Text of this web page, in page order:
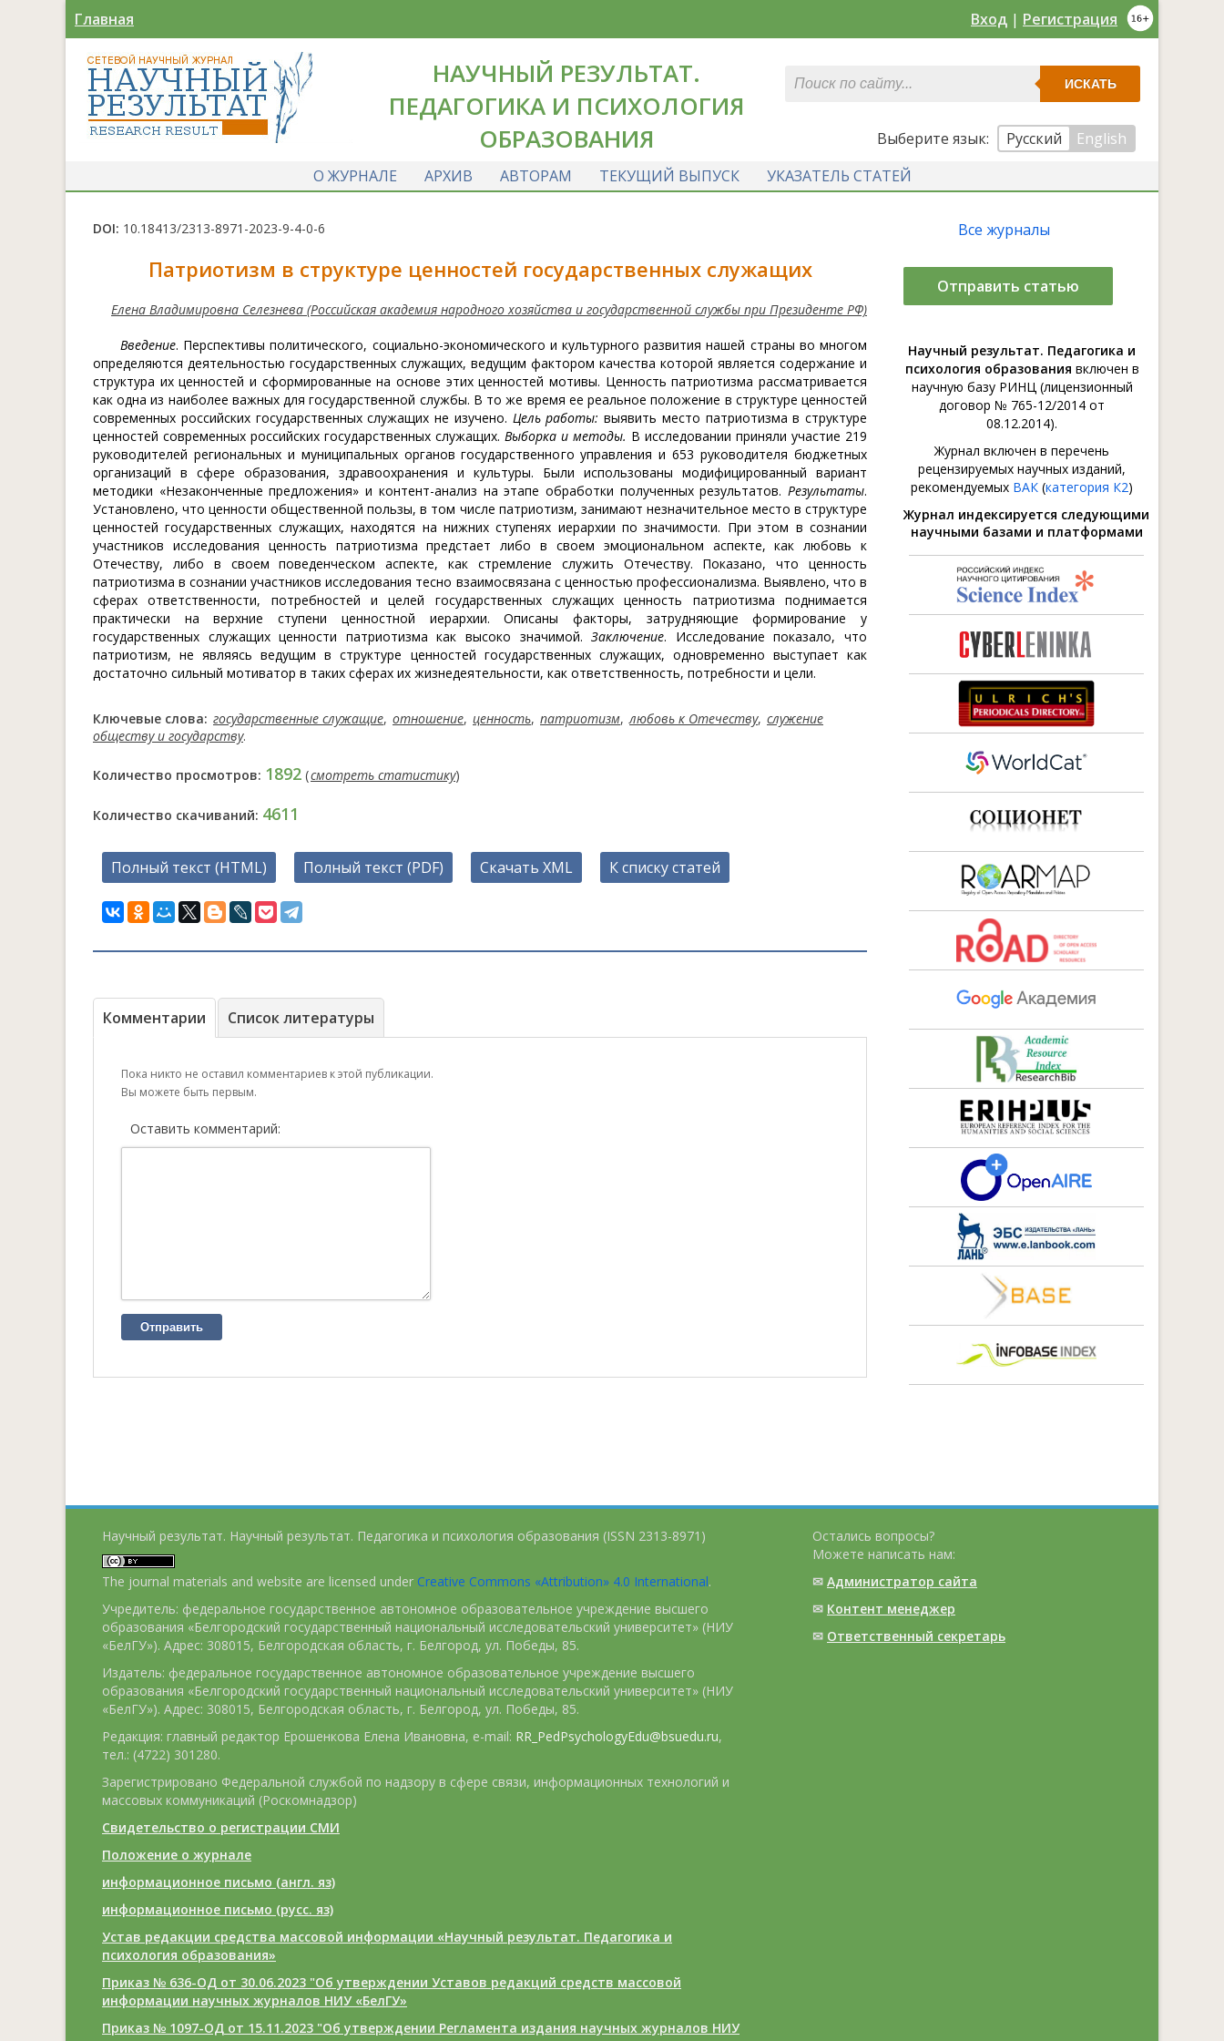
Главная Вход | Регистрация
НАУЧНЫЙ РЕЗУЛЬТАТ.
ПЕДАГОГИКА И ПСИХОЛОГИЯ
ОБРАЗОВАНИЯ
ИСКАТЬ
Выберите язык: Русский
English
О ЖУРНАЛЕ
АРХИВ АВТОРАМ ТЕКУЩИЙ ВЫПУСК УКАЗАТЕЛЬ СТАТЕЙ
DOI: 10.18413/2313-8971-2023-9-4-0-6
Патриотизм в структуре ценностей государственных служащих
Елена Владимировна Селезнева (Российская академия народного хозяйства и государственной службы при Президенте РФ)
Введение. Перспективы политического, социально-экономического и культурного развития нашей страны во многом
определяются деятельностью государственных служащих, ведущим фактором качества которой является содержание и
структура их ценностей и сформированные на основе этих ценностей мотивы. Ценность патриотизма рассматривается
как одна из наиболее важных для государственной службы. В то же время ее реальное положение в структуре ценностей
современных российских государственных служащих не изучено. Цель работы: выявить место патриотизма в структуре
ценностей современных российских государственных служащих. Выборка и методы. В исследовании приняли участие 219
руководителей региональных и муниципальных органов государственного управления и 653 руководителя бюджетных
организаций в сфере образования, здравоохранения и культуры. Были использованы модифицированный вариант
методики «Незаконченные предложения» и контент-анализ на этапе обработки полученных результатов. Результаты.
Установлено, что ценности общественной пользы, в том числе патриотизм, занимают незначительное место в структуре
ценностей государственных служащих, находятся на нижних ступенях иерархии по значимости. При этом в сознании
участников исследования ценность патриотизма предстает либо в своем эмоциональном аспекте, как любовь к
Отечеству, либо в своем поведенческом аспекте, как стремление служить Отечеству. Показано, что ценность
патриотизма в сознании участников исследования тесно взаимосвязана с ценностью профессионализма. Выявлено, что в
сферах ответственности, потребностей и целей государственных служащих ценность патриотизма поднимается
практически на верхние ступени ценностной иерархии. Описаны факторы, затрудняющие формирование у
государственных служащих ценности патриотизма как высоко значимой.Заключение. Исследование показало, что
патриотизм, не являясь ведущим в структуре ценностей государственных служащих, одновременно выступает как
достаточно сильный мотиватор в таких сферах их жизнедеятельности, как ответственность, потребности и цели.
Ключевые слова: государственные служащие, отношение, ценность, патриотизм, любовь к Отечеству, служение
обществу и государству.
Количество просмотров: 1892 (смотреть статистику)
Количество скачиваний: 4611
Полный текст (HTML) Полный текст (PDF) Скачать XML К списку статей
Комментарии Список литературы
Пока никто не оставил комментариев к этой публикации.
Вы можете быть первым.
Оставить комментарий:
Отправить
Все журналы
Отправить статью
Научный результат. Педагогика и
психология образования включен в
научную базу РИНЦ (лицензионный
договор № 765-12/2014 от
08.12.2014).
Журнал включен в перечень
рецензируемых научных изданий,
рекомендуемых ВАК (категория К2)
Журнал индексируется следующими
научными базами и платформами
Научный результат. Научный результат. Педагогика и психология образования (ISSN 2313-8971)
The journal materials and website are licensed under Creative Commons «Attribution» 4.0 International.
Учредитель: федеральное государственное автономное образовательное учреждение высшего
образования «Белгородский государственный национальный исследовательский университет» (НИУ
«БелГУ»). Адрес: 308015, Белгородская область, г. Белгород, ул. Победы, 85.
Издатель: федеральное государственное автономное образовательное учреждение высшего
образования «Белгородский государственный национальный исследовательский университет» (НИУ
«БелГУ»). Адрес: 308015, Белгородская область, г. Белгород, ул. Победы, 85.
Редакция: главный редактор Ерошенкова Елена Ивановна, e-mail: RR_PedPsychologyEdu@bsuedu.ru,
тел.: (4722) 301280.
Зарегистрировано Федеральной службой по надзору в сфере связи, информационных технологий и
массовых коммуникаций (Роскомнадзор)
Свидетельство о регистрации СМИ
Положение о журнале
информационное письмо (англ. яз)
информационное письмо (русс. яз)
Устав редакции средства массовой информации «Научный результат. Педагогика и
психология образования»
Приказ № 636-ОД от 30.06.2023 "Об утверждении Уставов редакций средств массовой
информации научных журналов НИУ «БелГУ»
Приказ № 1097-ОД от 15.11.2023 "Об утверждении Регламента издания научных журналов НИУ
Остались вопросы?
Можете написать нам:
✉ Администратор сайта
✉ Контент менеджер
✉ Ответственный cекретарь